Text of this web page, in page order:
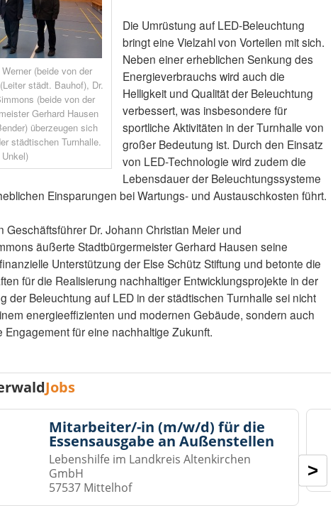
(beide von der
städt. Bauhof), Dr.
(beide von der
Gerhard Hausen
überzeugen sich
städtischen Turnhalle.
Die Umrüstung auf LED-Beleuchtung
bringt eine Vielzahl von Vorteilen mit sich.
Neben einer erheblichen Senkung des
Energieverbrauchs wird auch die
Helligkeit und Qualität der Beleuchtung
verbessert, was insbesondere für
sportliche Aktivitäten in der Turnhalle von
großer Bedeutung ist. Durch den Einsatz
von LED-Technologie wird zudem die
Lebensdauer der Beleuchtungssysteme
Einsparungen bei Wartungs- und Austauschkosten führt.
Dr. Johann Christian Meier und
äußerte Stadtbürgermeister Gerhard Hausen seine
Unterstützung der Else Schütz Stiftung und betonte die
für die Realisierung nachhaltiger Entwicklungsprojekte in der
der Beleuchtung auf LED in der städtischen Turnhalle sei nicht
energieeffizienten und modernen Gebäude, sondern auch
für eine nachhaltige Zukunft.
Jobs
Mitarbeiter/-in (m/w/d) für die
Essensausgabe an Außenstellen
Lebenshilfe im Landkreis Altenkirchen
GmbH
57537 Mittelhof
>